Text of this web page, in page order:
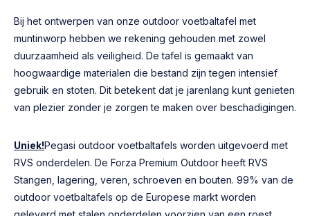
Bij het ontwerpen van onze outdoor voetbaltafel met
muntinworp hebben we rekening gehouden met zowel
duurzaamheid als veiligheid. De tafel is gemaakt van
hoogwaardige materialen die bestand zijn tegen intensief
gebruik en stoten. Dit betekent dat je jarenlang kunt genieten
van plezier zonder je zorgen te maken over beschadigingen.
Uniek!Pegasi outdoor voetbaltafels worden uitgevoerd met
RVS onderdelen. De Forza Premium Outdoor heeft RVS
Stangen, lagering, veren, schroeven en bouten. 99% van de
outdoor voetbaltafels op de Europese markt worden